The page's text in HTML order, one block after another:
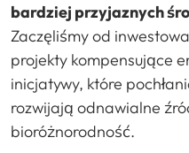
bardziej przyjaznych
Zaczęliśmy od
projekty kompensujące
inicjatywy, które
rozwijają odnawialne
bioróżnorodność.